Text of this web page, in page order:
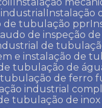
Instalação
de tubulação ppr
Laudo de inspeção
de
e instalação de
de tubulação de
tubulação de ferro
industrial
de tubulação de